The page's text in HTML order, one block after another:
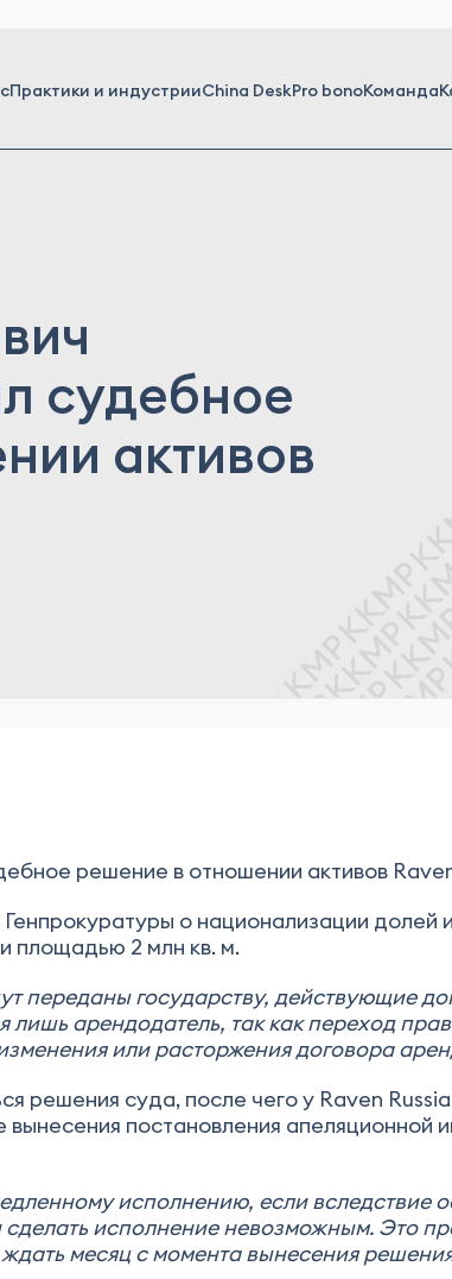
Практики и индустрииChina DeskPro bonoКоманда
судебное
активов
решение в отношении активов
о национализации долей и
площадью 2 млн кв. м.
переданы государству, действующие
лишь арендодатель, так как переход
или расторжения договора
решения суда, после чего у Raven
постановления апеляционной
исполнению, если вследствие
исполнение невозможным. Это
месяц с момента вынесения